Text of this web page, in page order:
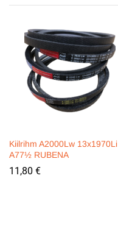
Kiilrihm A2000Lw 13x1970Li
A77½ RUBENA
11,80 €